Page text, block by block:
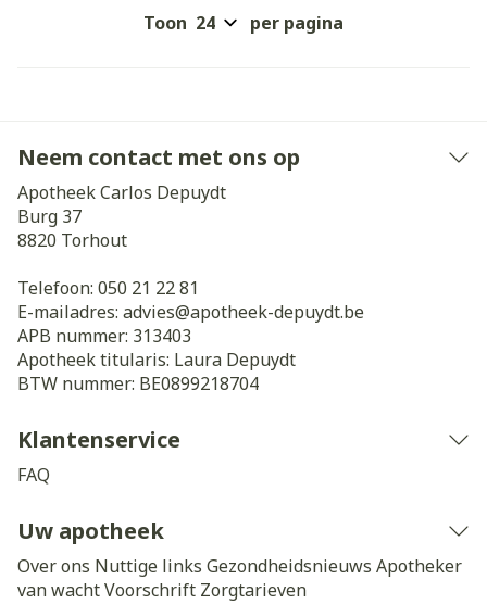
Toon per pagina
Neem contact met ons op
Apotheek Carlos Depuydt
Burg 37
8820 Torhout
Telefoon: 050 21 22 81
E-mailadres: advies@apotheek-depuydt.be
APB nummer: 313403
Apotheek titularis: Laura Depuydt
BTW nummer: BE0899218704
Klantenservice
FAQ
Uw apotheek
Over ons Nuttige links Gezondheidsnieuws Apotheker
van wachtVoorschrift Zorgtarieven